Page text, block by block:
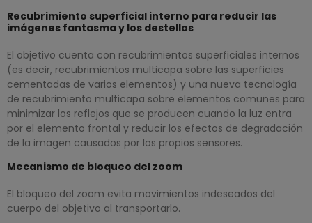
Recubrimiento superficial interno para reducir las
imágenes fantasma y los destellos
El objetivo cuenta con recubrimientos superficiales internos
(es decir, recubrimientos multicapa sobre las superficies
cementadas de varios elementos) y una nueva tecnología
de recubrimiento multicapa sobre elementos comunes para
minimizar los reflejos que se producen cuando la luz entra
por el elemento frontal y reducir los efectos de degradación
de la imagen causados por los propios sensores.
Mecanismo de bloqueo del zoom
El bloqueo del zoom evita movimientos indeseados del
cuerpo del objetivo al transportarlo.